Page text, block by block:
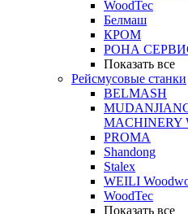
WoodTec
Белмаш
КРОМ
РОНА
Показать все
Рейсмусовые станки
BELMASH
MACHINERY
PROMA
Shandong
Stalex
WEILI
WoodTec
Показать все